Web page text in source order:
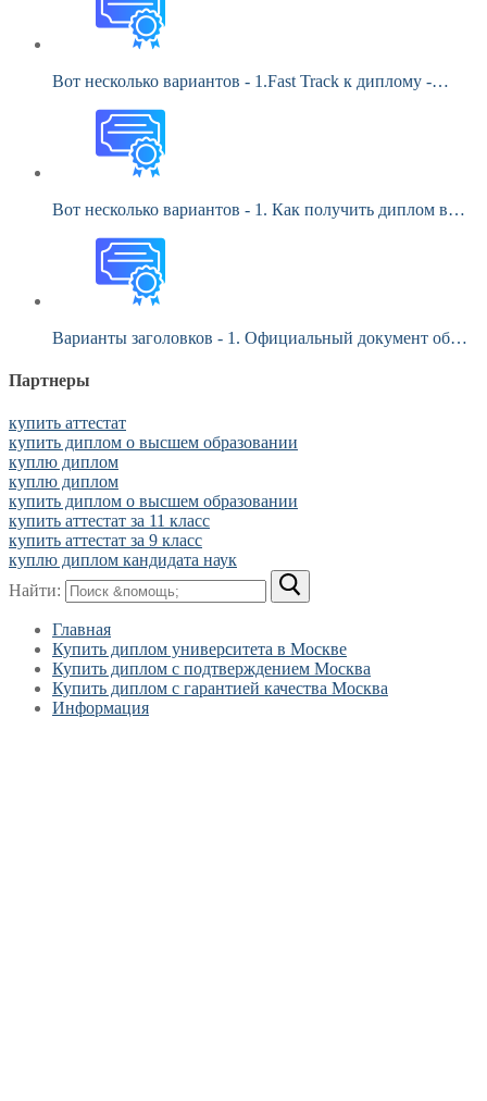
Вот несколько вариантов - 1.Fast Track к диплому -…
Вот несколько вариантов - 1. Как получить диплом в…
Варианты заголовков - 1. Официальный документ об…
Партнеры
купить аттестат
купить диплом о высшем образовании
куплю диплом
куплю диплом
купить диплом о высшем образовании
купить аттестат за 11 класс
купить аттестат за 9 класс
куплю диплом кандидата наук
Найти:
Главная
Купить диплом университета в Москве
Купить диплом с подтверждением Москва
Купить диплом с гарантией качества Москва
Информация